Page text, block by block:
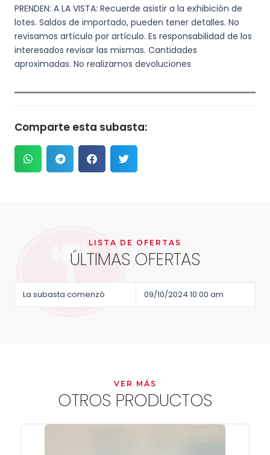
PRENDEN: A LA VISTA: Recuerde asistir a la exhibición de
lotes. Saldos de importado, pueden tener detalles. No
revisamos artículo por artículo. Es responsabilidad de los
interesados revisar las mismas. Cantidades
aproximadas. No realizamos devoluciones
Comparte esta subasta:
LISTA DE OFERTAS
ÚLTIMAS OFERTAS
La subasta comenzó 09/10/2024 10:00 am
VER MÁS
OTROS PRODUCTOS